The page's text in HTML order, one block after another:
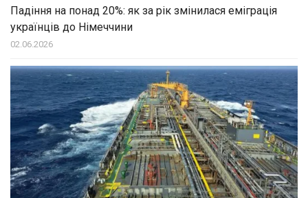
Падіння на понад 20%: як за рік змінилася еміграція
українців до Німеччини
02.06.2026